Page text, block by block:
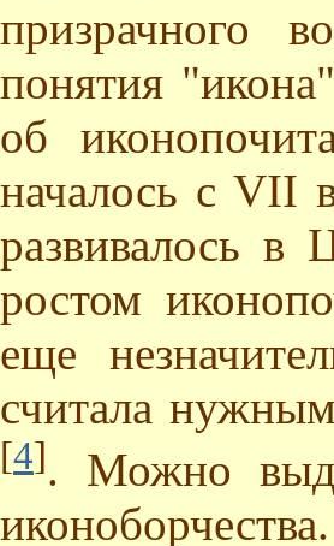
призрачного
понятия
об
началось с VII
развивалось в
ростом
еще
считала
[4]. Можно